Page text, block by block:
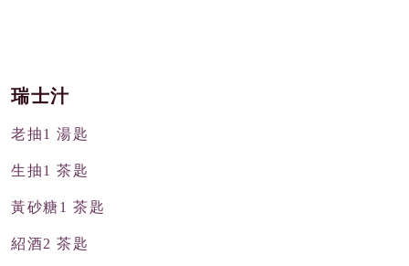
瑞士汁
老抽1 湯匙
生抽1 茶匙
黃砂糖1 茶匙
紹酒2 茶匙